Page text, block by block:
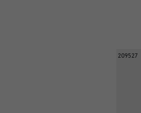
209527